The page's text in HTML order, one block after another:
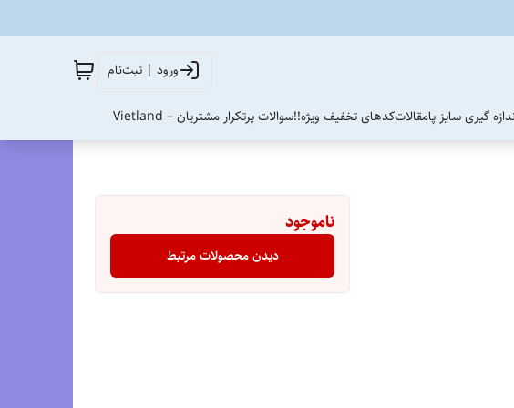
ورود | ثبت‌نام
گیری سایز پامقالاتکدهای تخفیف ویژه!!سوالات پرتکرار مشتریان – Vietland
ناموجود
دیدن محصولات مرتبط